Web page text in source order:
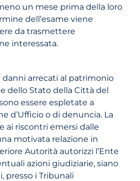
un mese prima della loro
dell’esame viene
da trasmettere
interessata.
danni arrecati al patrimonio
dello Stato della Città del
essere espletate a
d’Ufficio o di denuncia. La
ai riscontri emersi dalle
motivata relazione in
Autorità autorizzi l’Ente
azioni giudiziarie, siano
presso i Tribunali